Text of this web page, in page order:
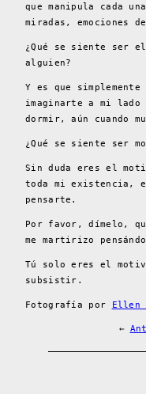
que manipula cada
miradas, emociones
¿Qué se siente ser
alguien?
Y es que
imaginarte a mi lado
dormir, aún cuando
¿Qué se siente ser
Sin duda eres el
toda mi existencia,
pensarte.
Por favor, dímelo,
me martirizo
Tú solo eres el
subsistir.
Fotografía por Ellen
←